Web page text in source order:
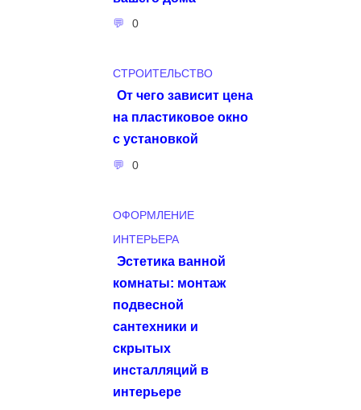
0
СТРОИТЕЛЬСТВО
От чего зависит цена
на пластиковое окно
с установкой
0
ОФОРМЛЕНИЕ
ИНТЕРЬЕРА
Эстетика ванной
комнаты: монтаж
подвесной
сантехники и
скрытых
инсталляций в
интерьере